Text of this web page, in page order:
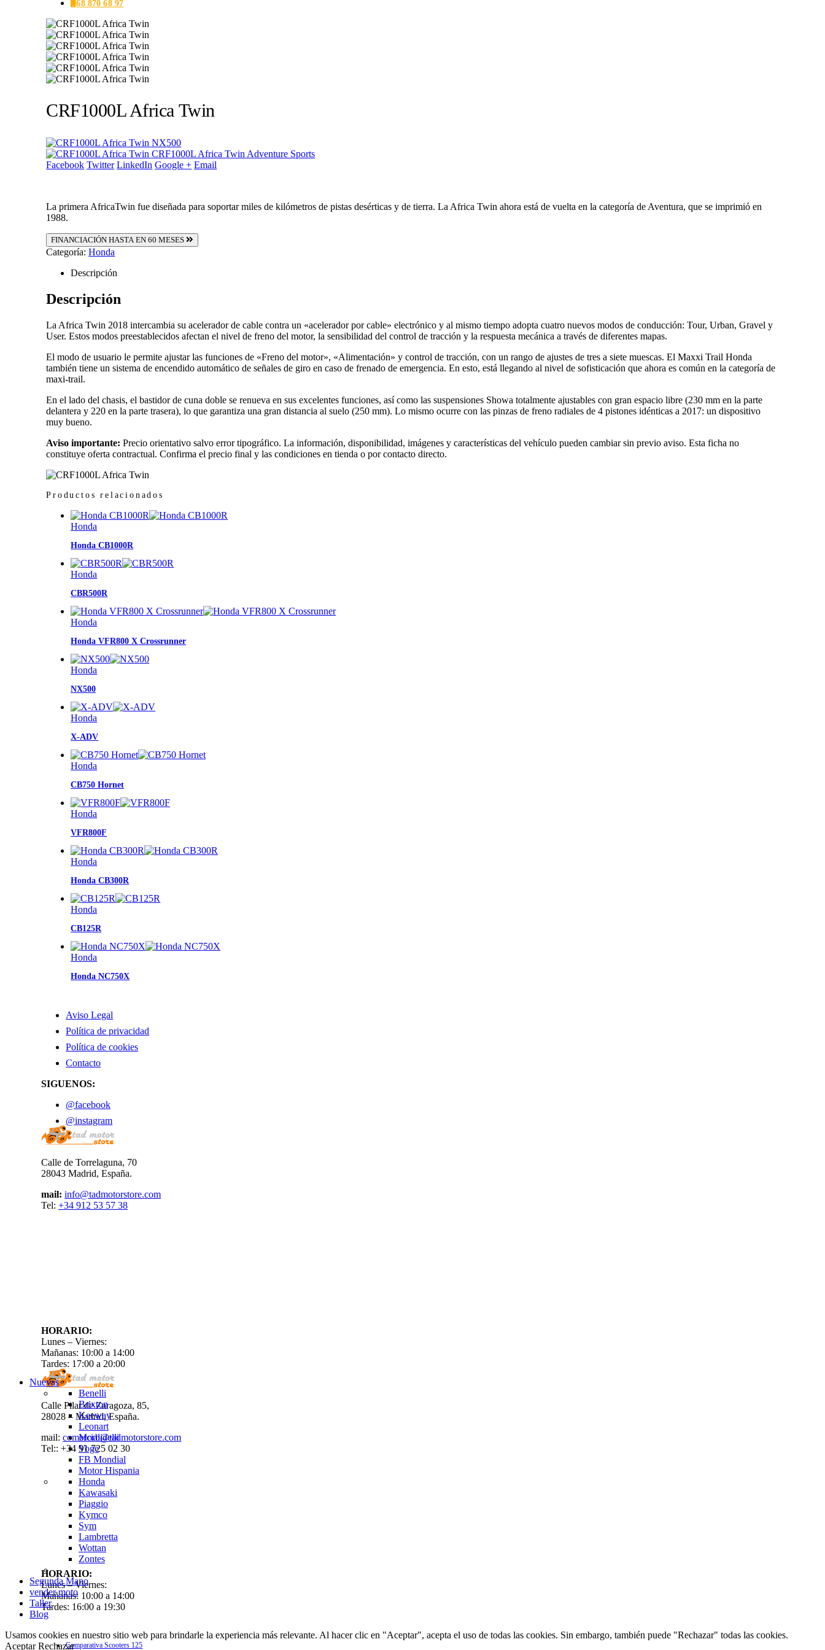
68 870 68 97
CRF1000L Africa Twin
NX500
CRF1000L Africa Twin Adventure Sports
Facebook Twitter LinkedIn Google + Email
La primera AfricaTwin fue diseñada para soportar miles de kilómetros de pistas desérticas y de tierra. La Africa Twin ahora está de vuelta en la categoría de Aventura, que se imprimió en
1988.
FINANCIACIÓN HASTA EN 60 MESES
Categoría:Honda
Descripción
Descripción
La Africa Twin 2018 intercambia su acelerador de cable contra un «acelerador por cable» electrónico y al mismo tiempo adopta cuatro nuevos modos de conducción: Tour, Urban, Gravel y
User. Estos modos preestablecidos afectan el nivel de freno del motor, la sensibilidad del control de tracción y la respuesta mecánica a través de diferentes mapas.
El modo de usuario le permite ajustar las funciones de «Freno del motor», «Alimentación» y control de tracción, con un rango de ajustes de tres a siete muescas. El Maxxi Trail Honda
también tiene un sistema de encendido automático de señales de giro en caso de frenado de emergencia. En esto, está llegando al nivel de sofisticación que ahora es común en la categoría de
maxi-trail.
En el lado del chasis, el bastidor de cuna doble se renueva en sus excelentes funciones, así como las suspensiones Showa totalmente ajustables con gran espacio libre (230 mm en la parte
delantera y 220 en la parte trasera), lo que garantiza una gran distancia al suelo (250 mm). Lo mismo ocurre con las pinzas de freno radiales de 4 pistones idénticas a 2017: un dispositivo
muy bueno.
Aviso importante: Precio orientativo salvo error tipográfico. La información, disponibilidad, imágenes y características del vehículo pueden cambiar sin previo aviso. Esta ficha no
constituye oferta contractual. Confirma el precio final y las condiciones en tienda o por contacto directo.
Productos relacionados
Honda
Honda CB1000R
Honda
CBR500R
Honda
Honda VFR800 X Crossrunner
Honda
NX500
Honda
X-ADV
Honda
CB750 Hornet
Honda
VFR800F
Honda
Honda CB300R
Honda
CB125R
Honda
Honda NC750X
Aviso Legal
Política de privacidad
Política de cookies
Contacto
SIGUENOS:
@facebook
@instagram
Calle de Torrelaguna, 70
28043 Madrid, España.
mail: info@tadmotorstore.com
Tel:+34912 53 57 38
HORARIO:
Lunes – Viernes:
Mañanas: 10:00 a 14:00
Tardes: 17:00 a 20:00
Calle Pilar de Zaragoza, 85,
28028 – Madrid, España.
mail:comercial@tadmotorstore.com
Tel:: +34 91 725 02 30
HORARIO:
Lunes – Viernes:
Mañanas: 10:00 a 14:00
Tardes: 16:00 a 19:30
Comparativa Scooters 125
Nuevas
Benelli
Brixton
Keeway
Leonart
Morbidelli
Voge
FB Mondial
Motor Hispania
Honda
Kawasaki
Piaggio
Kymco
Sym
Lambretta
Wottan
Zontes
Segunda Mano
vender moto
Taller
Blog
Usamos cookies en nuestro sitio web para brindarle la experiencia más relevante. Al hacer clic en "Aceptar", acepta el uso de todas las cookies. Sin embargo, también puede "Rechazar" todas las cookies.
Aceptar Rechazar